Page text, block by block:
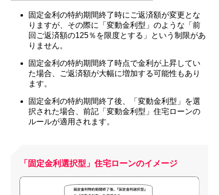
固定金利の特約期間終了時にご返済額が変更とな
りますが、その際に「変動金利型」のような「前
回ご返済額の125％を限度とする」という制限があ
りません。
固定金利の特約期間終了時点で金利が上昇してい
た場合、ご返済額が大幅に増加する可能性もあり
ます。
固定金利の特約期間終了後、「変動金利型」を選
択された場合、前記「変動金利型」住宅ローンの
ルールが適用されます。
「固定金利選択型」住宅ローンのイメージ